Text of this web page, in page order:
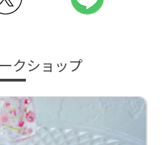
クショップ